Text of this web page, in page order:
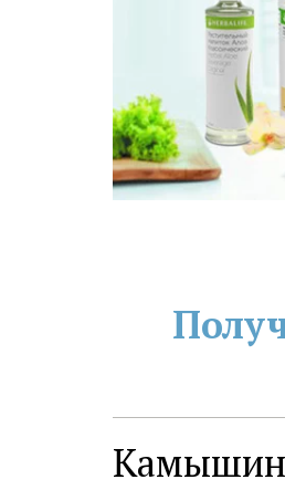
Камышин ­